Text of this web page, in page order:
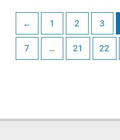
← 1 2 3
7 … 21 22